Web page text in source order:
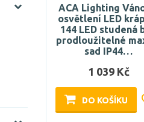
ACA Lighting
osvětlení LED
144 LED studená
prodloužitelné
sad IP44…
1 039 Kč
DO KOŠÍKU